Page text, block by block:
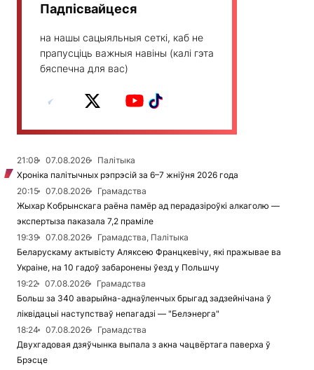
Падпісвайцеся
на нашы сацыяльныя сеткі, каб не
прапусціць важныя навіны (калі гэта
бяспечна для вас)
21:08 07.08.2026
Палітыка
Хроніка палітычных рэпрэсій за 6–7 жніўня 2026 года
20:15
07.08.2026
Грамадства
Жыхар Кобрынскага раёна памёр ад перадазіроўкі алкаголю —
экспертыза паказала 7,2 праміле
19:39
07.08.2026
Грамадства, Палітыка
Беларускаму актывісту Аляксею Францкевічу, які пражывае ва
Украіне, на 10 гадоў забаронены ўезд у Польшчу
19:22
07.08.2026
Грамадства
Больш за 340 аварыйна-аднаўленчых брыгад задзейнічана ў
ліквідацыі наступстваў непагадзі — "Белэнерга"
18:24
07.08.2026
Грамадства
Двухгадовая дзяўчынка выпала з акна чацвёртага паверха ў
Брэсце